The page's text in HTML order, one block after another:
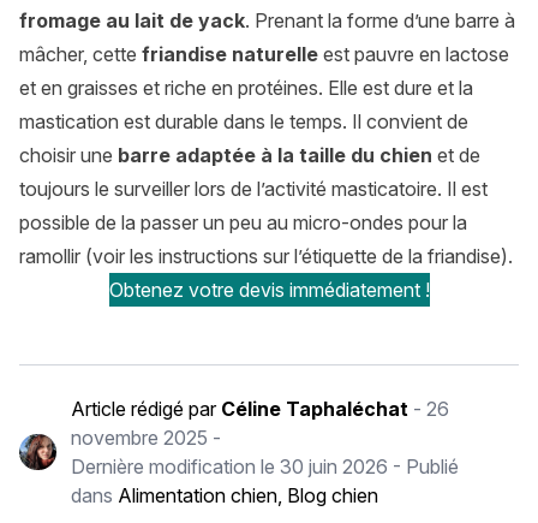
fromage au lait de yack. Prenant la forme d’une barre à
mâcher, cette friandise naturelle est pauvre en lactose
et en graisses et riche en protéines. Elle est dure et la
mastication est durable dans le temps. Il convient de
choisir une barre adaptée à la taille du chien et de
toujours le surveiller lors de l’activité masticatoire. Il est
possible de la passer un peu au micro-ondes pour la
ramollir (voir les instructions sur l’étiquette de la friandise).
Obtenez votre devis immédiatement !
Article rédigé par Céline Taphaléchat- 26
novembre 2025 -
Dernière modification le 30 juin 2026 - Publié
dans Alimentation chien, Blog chien